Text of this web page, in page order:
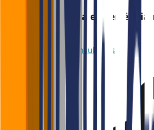
Quer melhorar a
seu negócio?
Fale com nossos consultores